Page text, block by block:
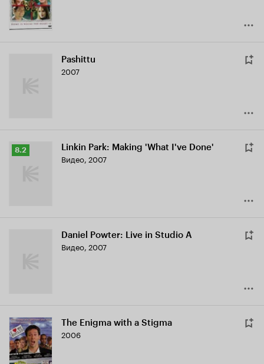
Pashittu
2007
Рейтинг
8.2 Linkin Park: Making 'What I've Done'
Видео, 2007
Daniel Powter: Live in Studio A
Видео, 2007
The Enigma with a Stigma
2006